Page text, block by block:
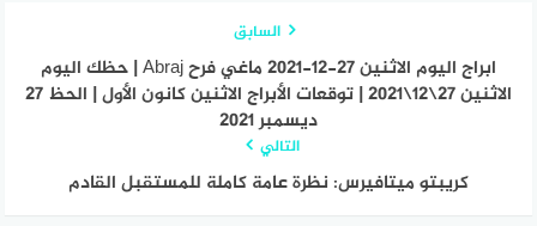
السابق
ابراج اليوم الاثنين 27-12-2021 ماغي فرح Abraj | حظك اليوم
الاثنين 27\12\2021 | توقعات الأبراج الاثنين كانون الأول | الحظ 27
ديسمبر 2021
التالي
كريبتو ميتافيرس: نظرة عامة كاملة للمستقبل القادم